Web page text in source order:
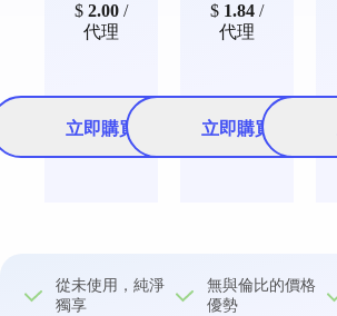
$ 2.00 /
代理
立即購買
$ 1.84 /
代理
立即購買
從未使用，純淨
獨享​
無與倫比的價格
優勢